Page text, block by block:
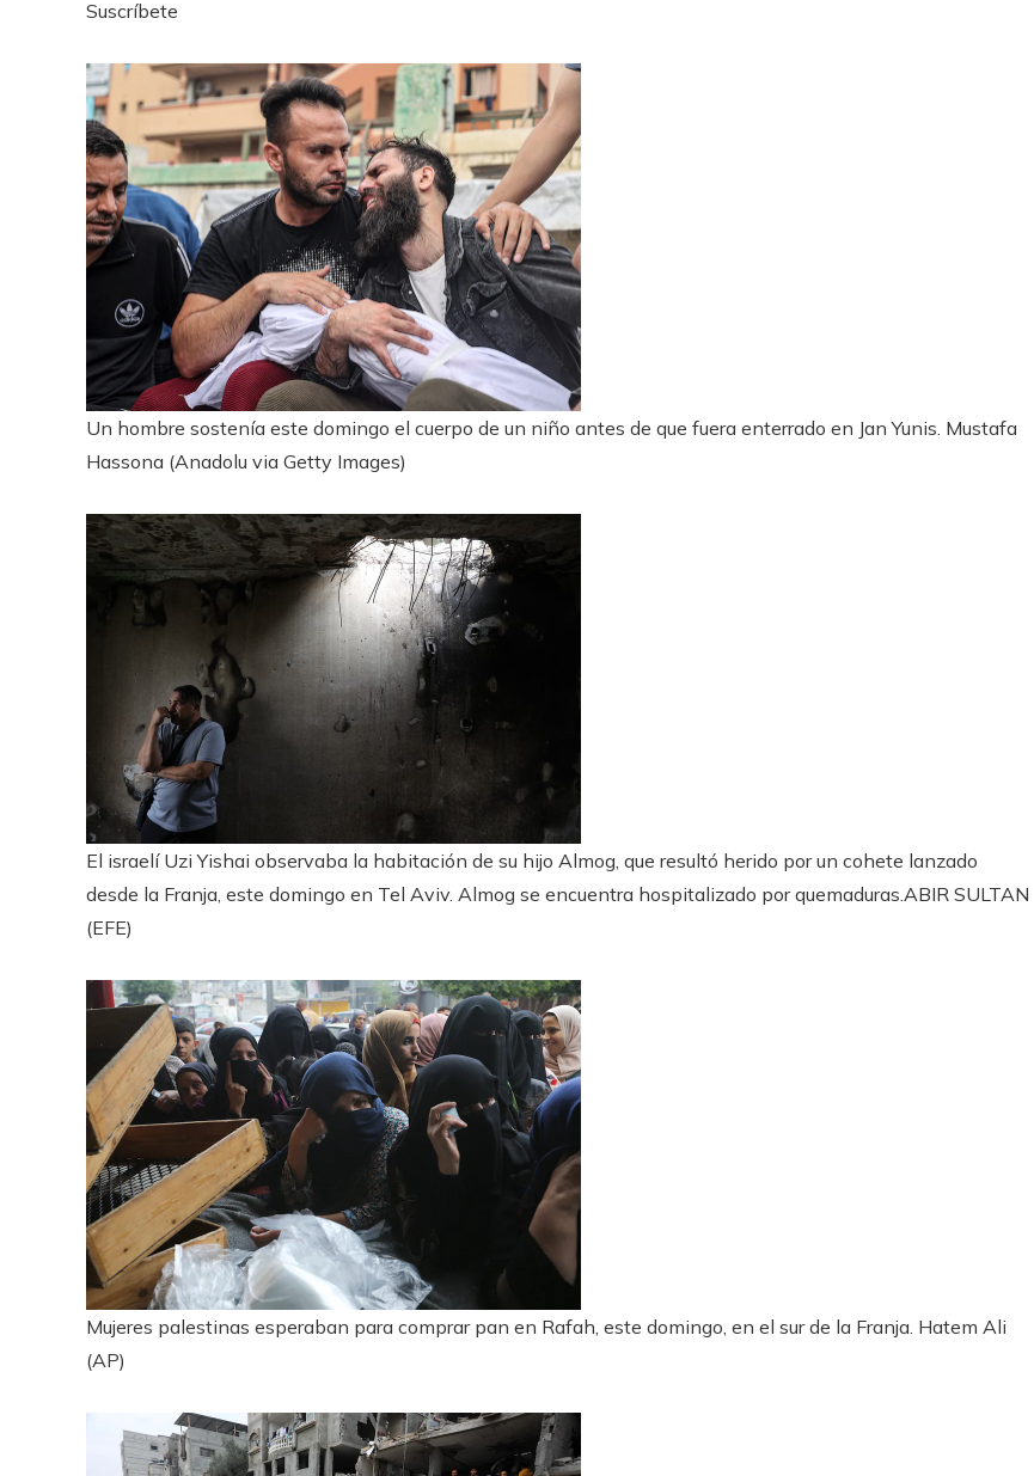
Suscríbete
Un hombre sostenía este domingo el cuerpo de un niño antes de que fuera enterrado en Jan Yunis. Mustafa
Hassona (Anadolu via Getty Images)
El israelí Uzi Yishai observaba la habitación de su hijo Almog, que resultó herido por un cohete lanzado
desde la Franja, este domingo en Tel Aviv. Almog se encuentra hospitalizado por quemaduras.ABIR SULTAN
(EFE)
Mujeres palestinas esperaban para comprar pan en Rafah, este domingo, en el sur de la Franja. Hatem Ali
(AP)